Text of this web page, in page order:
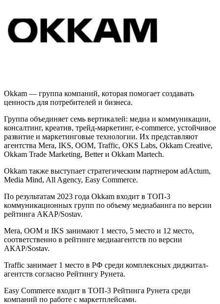
Okkam — группа компаний, которая помогает создавать
ценность для потребителей и бизнеса.
Группа объединяет семь вертикалей: медиа и коммуникации,
консалтинг, креатив, трейд-маркетинг, e-commerce, устойчивое
развитие и маркетинговые технологии. Их представляют
агентства Mera, IKS, OOM, Traffic, OKS Labs, Okkam Creative,
Okkam Trade Marketing, Better и Okkam Martech.
Okkam также выступает стратегическим партнером adActum,
Media Mind, All Agency, Easy Commerce.
По результатам 2023 года Okkam входит в ТОП-3
коммуникационных групп по объему медиабаинга по версии
рейтинга АКАР/Sostav.
Mera, OOM и IKS занимают 1 место, 5 место и 12 место,
соответственно в рейтинге медиаагентств по версии
АКАР/Sostav.
Traffic занимает 1 место в РФ среди комплексных диджитал-
агентств согласно Рейтингу Рунета.
Easy Commerce входит в ТОП-3 Рейтинга Рунета среди
компаний по работе с маркетплейсами.